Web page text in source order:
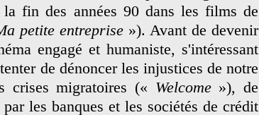
la fin des années 90 dans les films de
petite entreprise »). Avant de devenir
engagé et humaniste, s'intéressant
de dénoncer les injustices de notre
crises migratoires (« Welcome »), de
les banques et les sociétés de crédit